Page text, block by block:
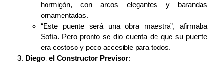
hormigón, con arcos elegantes y barandas
ornamentadas.
“Este puente será una obra maestra”, afirmaba
Sofía. Pero pronto se dio cuenta de que su puente
era costoso y poco accesible para todos.
Diego, el Constructor Previsor: